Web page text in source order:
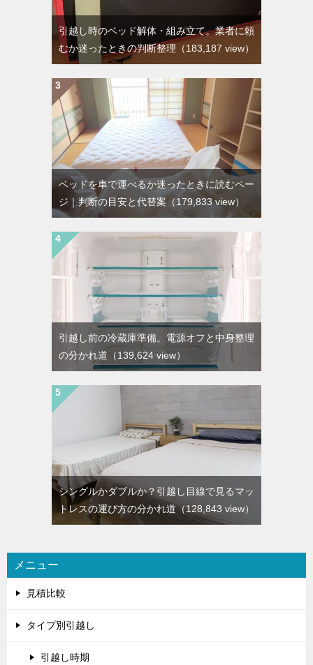
引越し時のベッド解体・組み立て。業者に頼
むか迷ったときの判断整理 （183,187 view）
ベッドを車で運べるか迷ったときに読むペー
ジ｜判断の目安と代替案 （179,833 view）
引越し前の冷蔵庫準備。電源オフと中身整理
の分かれ道 （139,624 view）
シングルかダブルか？引越し目線で見るマッ
トレスの運び方の分かれ道（128,843 view）
メニュー
見積比較
タイプ別引越し
引越し時期